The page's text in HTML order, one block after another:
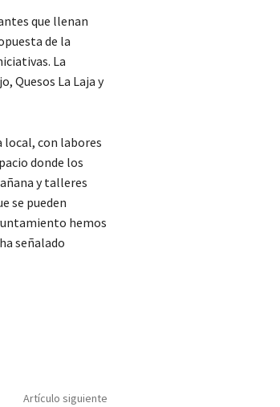
que llenan
de la
La
Quesos La Laja y
local, con labores
donde los
y talleres
se pueden
hemos
señalado
Artículo siguiente